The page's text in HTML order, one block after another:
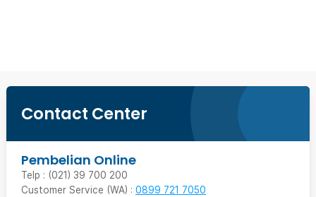
Contact Center
Pembelian Online
Telp : (021) 39 700 200
Customer Service (WA) : 0899 721 7050